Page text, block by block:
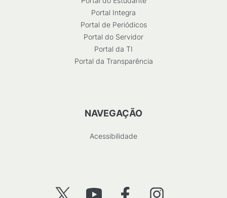
Portal Integra
Portal de Periódicos
Portal do Servidor
Portal da TI
Portal da Transparência
NAVEGAÇÃO
Acessibilidade